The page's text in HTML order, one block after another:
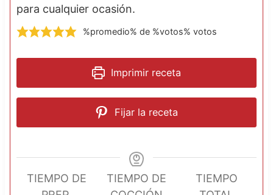
para cualquier ocasión.
%promedio% de %votos% votos
Imprimir receta
Fijar la receta
TIEMPO DE
TIEMPO DE
TIEMPO